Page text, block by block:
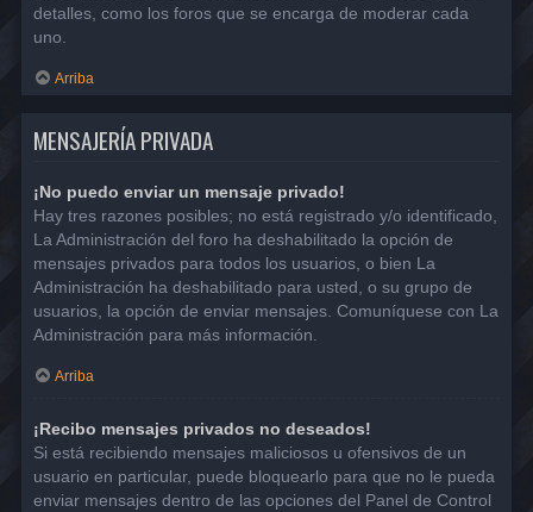
detalles, como los foros que se encarga de moderar cada
uno.
Arriba
MENSAJERÍA PRIVADA
¡No puedo enviar un mensaje privado!
Hay tres razones posibles; no está registrado y/o identificado,
La Administración del foro ha deshabilitado la opción de
mensajes privados para todos los usuarios, o bien La
Administración ha deshabilitado para usted, o su grupo de
usuarios, la opción de enviar mensajes. Comuníquese con La
Administración para más información.
Arriba
¡Recibo mensajes privados no deseados!
Si está recibiendo mensajes maliciosos u ofensivos de un
usuario en particular, puede bloquearlo para que no le pueda
enviar mensajes dentro de las opciones del Panel de Control